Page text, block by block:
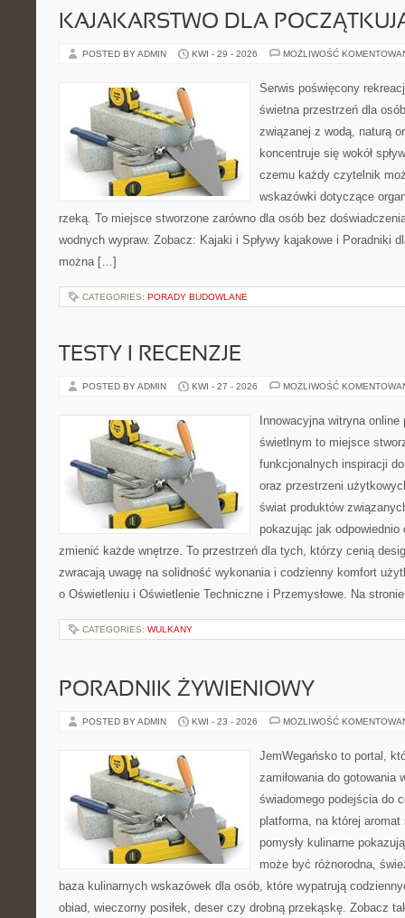
KAJAKARSTWO DLA
POSTED BY ADMIN KWI - 29 - 2026 MOŻLIWOŚĆ
Serwis poświęcony
świetna przestrzeń dla
związanej z wodą, naturą
koncentruje się wokół
czemu każdy czytelnik
wskazówki dotyczące
rzeką. To miejsce stworzone zarówno dla osób bez
wodnych wypraw. Zobacz: Kajaki i Spływy kajakowe i Poradniki
można […]
CATEGORIES: PORADY BUDOWLANE
TESTY I RECENZJE
POSTED BY ADMIN KWI - 27 - 2026 MOŻLIWOŚĆ
Innowacyjna witryna
świetlnym to miejsce
funkcjonalnych inspiracji
oraz przestrzeni
świat produktów
pokazując jak odpowiednio
zmienić każde wnętrze. To przestrzeń dla tych, którzy cenią
zwracają uwagę na solidność wykonania i codzienny komfort
o Oświetleniu i Oświetlenie Techniczne i Przemysłowe. Na
CATEGORIES: WULKANY
PORADNIK ŻYWIENIOWY
POSTED BY ADMIN KWI - 23 - 2026 MOŻLIWOŚĆ
JemWegańsko to portal,
zamiłowania do gotowania
świadomego podejścia do
platforma, na której
pomysły kulinarne
może być różnorodna,
baza kulinarnych wskazówek dla osób, które wypatrują
obiad, wieczorny posiłek, deser czy drobną przekąskę. Zobacz